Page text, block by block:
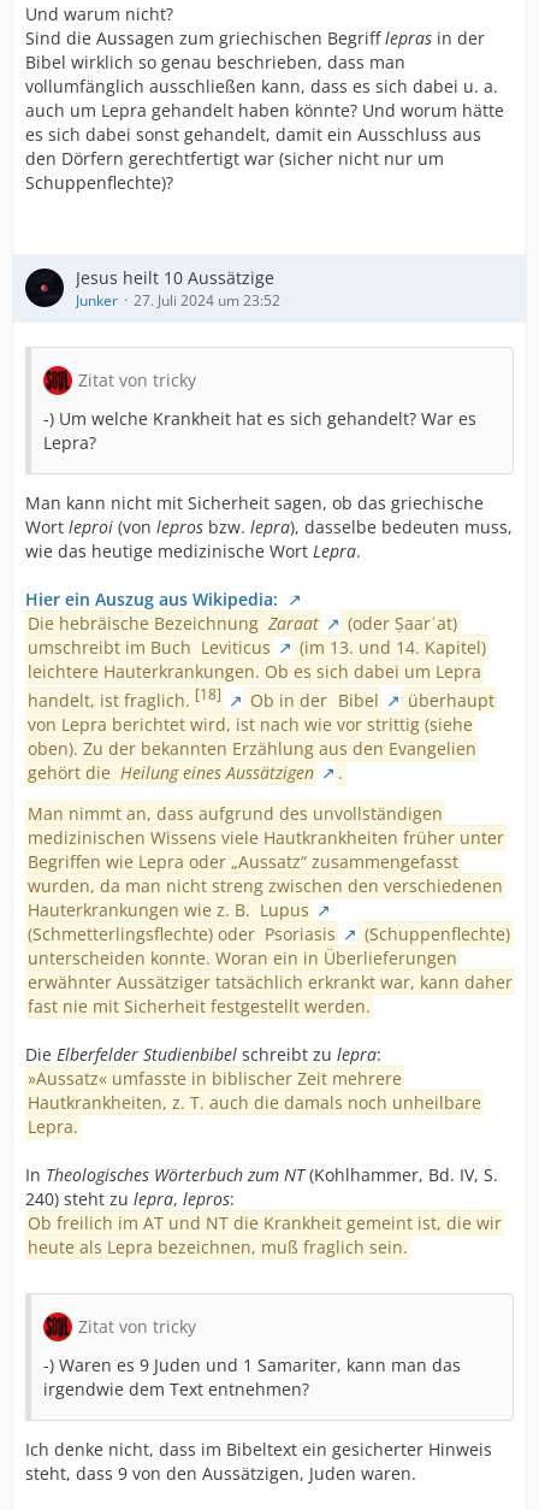
Und warum nicht?
Sind die Aussagen zum griechischen Begrifflepras in der
Bibel wirklich so genau beschrieben, dass man
vollumfänglich ausschließen kann, dass es sich dabei u. a.
auch um Lepra gehandelt haben könnte? Und worum hätte
es sich dabei sonst gehandelt, damit ein Ausschluss aus
den Dörfern gerechtfertigt war (sicher nicht nur um
Schuppenflechte)?
Jesus heilt 10 Aussätzige
Junker 27. Juli 2024 um 23:52
Zitat von tricky
-) Um welche Krankheit hat es sich gehandelt? War es
Lepra?
Man kann nicht mit Sicherheit sagen, ob das griechische
Wort leproi (von lepros bzw. lepra), dasselbe bedeuten muss,
wie das heutige medizinische Wort Lepra.
Hier ein Auszug aus Wikipedia:
Die hebräische Bezeichnung Zaraat
(oder Ṣaarʿat)
umschreibt im Buch Leviticus
(im 13. und 14. Kapitel)
leichtere Hauterkrankungen. Ob es sich dabei um Lepra
handelt, ist fraglich. [18] Ob in der Bibel
überhaupt
von Lepra berichtet wird, ist nach wie vor strittig (siehe
oben). Zu der bekannten Erzählung aus den Evangelien
gehört die Heilung eines Aussätzigen
.
Man nimmt an, dass aufgrund des unvollständigen
medizinischen Wissens viele Hautkrankheiten früher unter
Begriffen wie Lepra oder „Aussatz“ zusammengefasst
wurden, da man nicht streng zwischen den verschiedenen
Hauterkrankungen wie z. B. Lupus
(Schmetterlingsflechte) oder Psoriasis
(Schuppenflechte)
unterscheiden konnte. Woran ein in Überlieferungen
erwähnter Aussätziger tatsächlich erkrankt war, kann daher
fast nie mit Sicherheit festgestellt werden.
Die Elberfelder Studienbibel schreibt zu lepra:
»Aussatz« umfasste in biblischer Zeit mehrere
Hautkrankheiten, z. T. auch die damals noch unheilbare
Lepra.
In Theologisches Wörterbuch zum NT(Kohlhammer, Bd. IV, S.
240) steht zu lepra, lepros:
Ob freilich im AT und NT die Krankheit gemeint ist, die wir
heute als Lepra bezeichnen, muß fraglich sein.
Zitat von tricky
-) Waren es 9 Juden und 1 Samariter, kann man das
irgendwie dem Text entnehmen?
Ich denke nicht, dass im Bibeltext ein gesicherter Hinweis
steht, dass 9 von den Aussätzigen, Juden waren.